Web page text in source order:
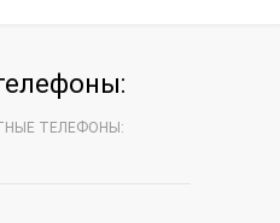
ТЕЛЕФОНЫ: